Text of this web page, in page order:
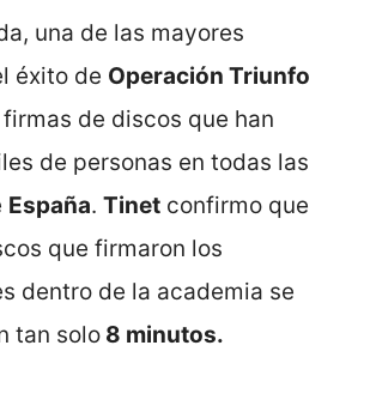
una de las mayores
éxito de Operación Triunfo
de discos que han
de personas en todas las
España. Tinet confirmo que
que firmaron los
dentro de la academia se
tan solo 8 minutos.